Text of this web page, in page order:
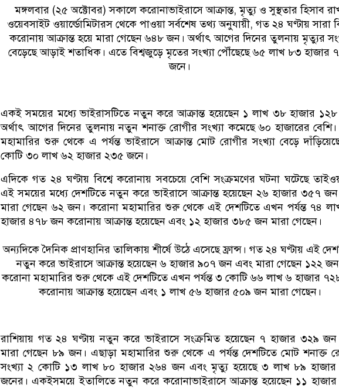
মঙ্গলবার (২৫ অক্টোবর) সকালে করোনাভাইরাসে আক্রান্ত, মৃত্যু ও সুস্থতার হিসাব
ওয়েবসাইট ওয়ার্ল্ডোমিটারস থেকে পাওয়া সর্বশেষ তথ্য অনুযায়ী, গত ২৪ ঘণ্টায় সারা
করোনায় আক্রান্ত হয়ে মারা গেছেন ৬৪৮ জন। অর্থাৎ আগের দিনের তুলনায় মৃত্যুর
বেড়েছে আড়াই শতাধিক। এতে বিশ্বজুড়ে মৃতের সংখ্যা পৌঁছেছে ৬৫ লাখ ৮৩ হাজার
জনে।
একই সময়ের মধ্যে ভাইরাসটিতে নতুন করে আক্রান্ত হয়েছেন ১ লাখ ৩৮ হাজার
অর্থাৎ আগের দিনের তুলনায় নতুন শনাক্ত রোগীর সংখ্যা কমেছে ৬০ হাজারের
মহামারির শুরু থেকে এ পর্যন্ত ভাইরাসে আক্রান্ত মোট রোগীর সংখ্যা বেড়ে
কোটি ৩০ লাখ ৬২ হাজার ২৩৫ জনে।
এদিকে গত ২৪ ঘণ্টায় বিশ্বে করোনায় সবচেয়ে বেশি সংক্রমণের ঘটনা ঘটেছে
এই সময়ের মধ্যে দেশটিতে নতুন করে ভাইরাসে আক্রান্ত হয়েছেন ২৬ হাজার ৩৫৭
মারা গেছেন ৬২ জন। করোনা মহামারির শুরু থেকে এই দেশটিতে এখন পর্যন্ত ৭৪
হাজার ৪৭৮ জন করোনায় আক্রান্ত হয়েছেন এবং ১২ হাজার ৩৮৫ জন মারা গেছেন।
অন্যদিকে দৈনিক প্রাণহানির তালিকায় শীর্ষে উঠে এসেছে ফ্রান্স। গত ২৪ ঘণ্টায় এই
নতুন করে ভাইরাসে আক্রান্ত হয়েছেন ৬ হাজার ৯০৭ জন এবং মারা গেছেন ১২২
করোনা মহামারির শুরু থেকে এই দেশটিতে এখন পর্যন্ত ৩ কোটি ৬৬ লাখ ৬ হাজার
করোনায় আক্রান্ত হয়েছেন এবং ১ লাখ ৫৬ হাজার ৫০৯ জন মারা গেছেন।
রাশিয়ায় গত ২৪ ঘণ্টায় নতুন করে ভাইরাসে সংক্রমিত হয়েছেন ৭ হাজার ৩২৯
মারা গেছেন ৮৯ জন। এছাড়া মহামারির শুরু থেকে এ পর্যন্ত দেশটিতে মোট শনাক্ত
সংখ্যা ২ কোটি ১৩ লাখ ৮০ হাজার ২৬৪ জন এবং মৃত্যু হয়েছে ৩ লাখ ৮৯
জনের। একইসময়ে ইতালিতে নতুন করে করোনাভাইরাসে আক্রান্ত হয়েছেন ১১